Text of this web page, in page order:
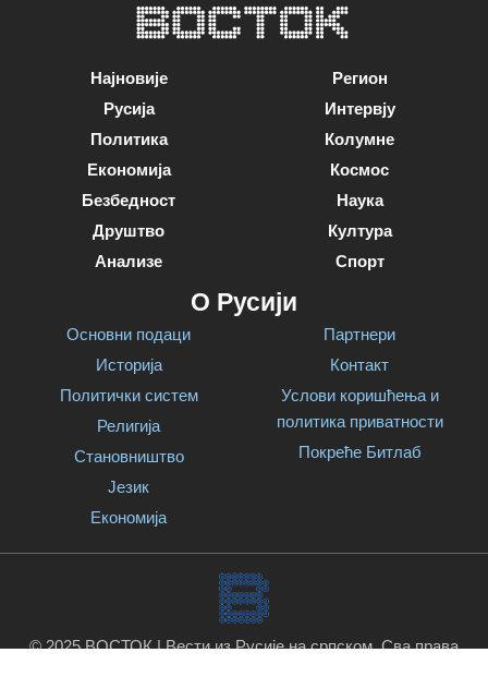
Најновије
Русија
Политика
Економија
Безбедност
Друштво
Анализе
Регион
Интервју
Колумне
Космос
Наука
Култура
Спорт
О Русији
Основни подаци
Историја
Политички систем
Религија
Становништво
Језик
Економија
Партнери
Контакт
Услови коришћења и
политика приватности
Покреће Битлаб
© 2025 ВОСТОК | Вести из Русије на српском. Сва права